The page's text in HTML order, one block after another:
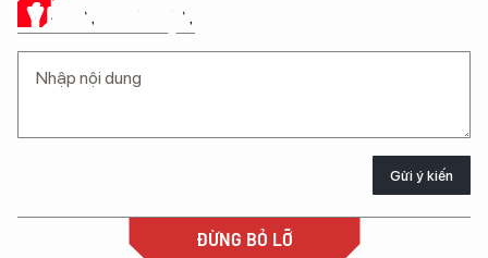
Ý KIẾN CỦA BẠN
Gửi ý kiến
ĐỪNG BỎ LỠ